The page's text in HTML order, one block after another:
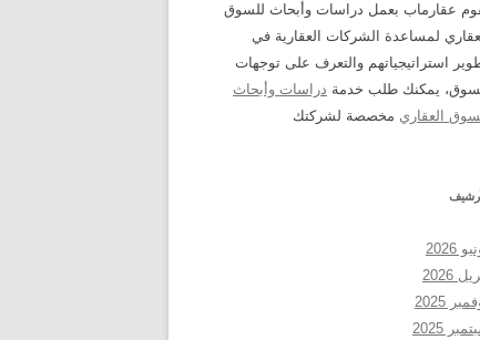
عقارماب بعمل دراسات وأبحاث للسوق
لمساعدة الشركات العقارية في
استراتيجياتهم والتعرف على توجهات
يمكنك طلب خدمة دراسات وأبحاث
العقاري مخصصة لشركتك
2026
2026
2025
2025